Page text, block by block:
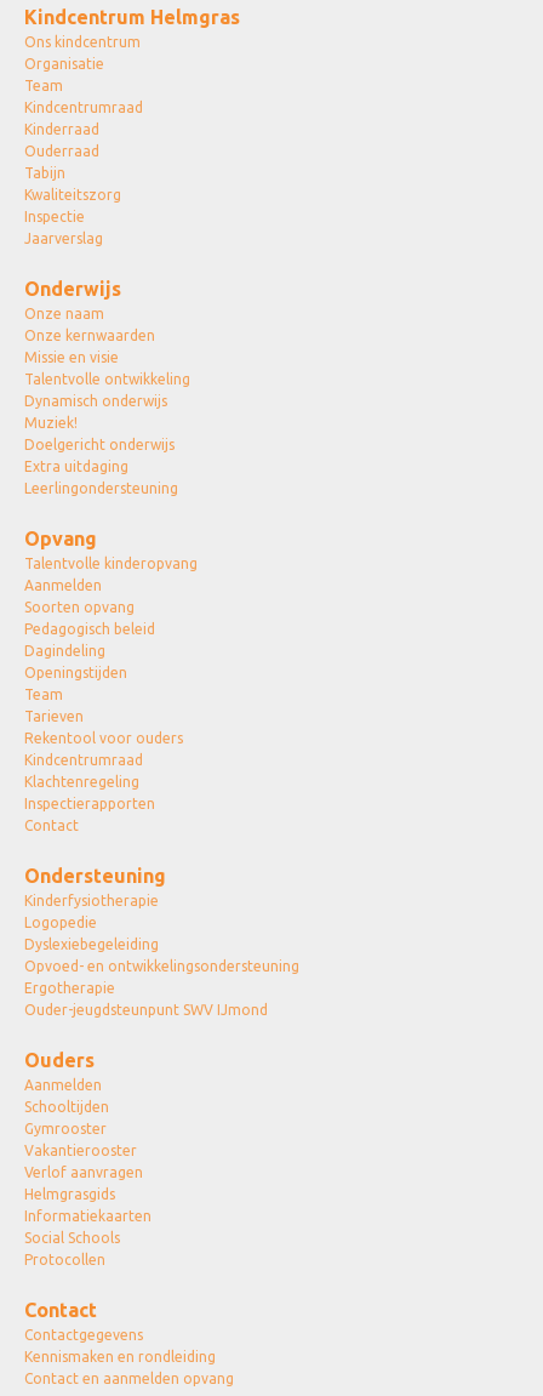
Kindcentrum Helmgras
Ons kindcentrum
Organisatie
Team
Kindcentrumraad
Kinderraad
Ouderraad
Tabijn
Kwaliteitszorg
Inspectie
Jaarverslag
Onderwijs
Onze naam
Onze kernwaarden
Missie en visie
Talentvolle ontwikkeling
Dynamisch onderwijs
Muziek!
Doelgericht onderwijs
Extra uitdaging
Leerlingondersteuning
Opvang
Talentvolle kinderopvang
Aanmelden
Soorten opvang
Pedagogisch beleid
Dagindeling
Openingstijden
Team
Tarieven
Rekentool voor ouders
Kindcentrumraad
Klachtenregeling
Inspectierapporten
Contact
Ondersteuning
Kinderfysiotherapie
Logopedie
Dyslexiebegeleiding
Opvoed- en ontwikkelingsondersteuning
Ergotherapie
Ouder-jeugdsteunpunt SWV IJmond
Ouders
Aanmelden
Schooltijden
Gymrooster
Vakantierooster
Verlof aanvragen
Helmgrasgids
Informatiekaarten
Social Schools
Protocollen
Contact
Contactgegevens
Kennismaken en rondleiding
Contact en aanmelden opvang